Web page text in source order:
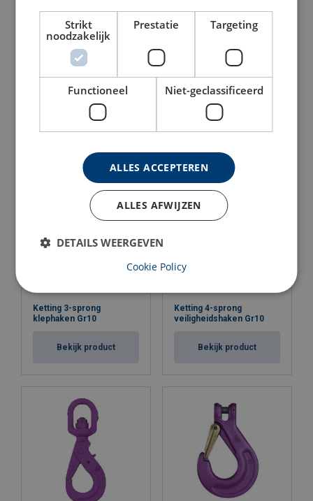
Bekijk product
Ketting 2-sprong
veiligheidshaken Gr10
Bekijk product
Ketting 3-sprong
klephaken Gr10
Bekijk product
Ketting 4-sprong
veiligheidshaken Gr10
Bekijk product
Strikt
noodzakelijk
Prestatie Targeting
Functioneel Niet-geclassificeerd
ALLES ACCEPTEREN
ALLES AFWIJZEN
DETAILS WEERGEVEN
Cookie Policy